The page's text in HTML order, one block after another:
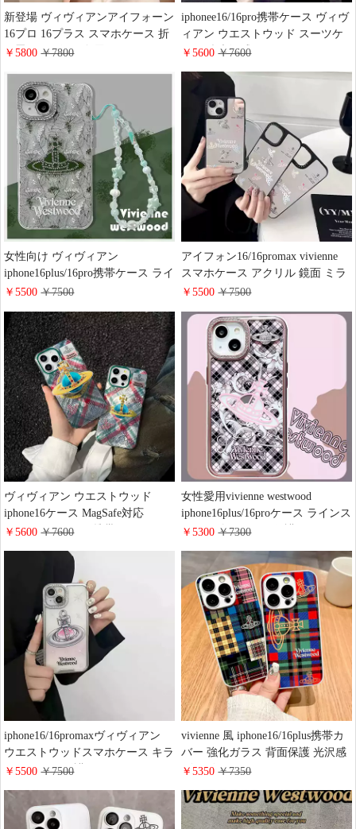
新登場 ヴィヴィアンアイフォーン
16プロ 16プラス スマホケース 折
り畳み レザー 4色展開 vivienne
トケース 3D立体 土星logo 可愛い
ブランド風 iphone14/13pro携帯カ
バー 大人 レデイース ファッショ
￥5800￥7800
iphonee16/16pro携帯ケース ヴィヴ
ィアン ウエストウッド スーツケ
ース型 光沢感
ス耐摩擦 軽量 薄型 全面保護 はて
ん vivienne iphone14/13ケース 芸能
人 大人 オシャレプレゼント
￥5600￥7600
女性向け ヴィヴィアン
iphone16plus/16pro携帯ケース ライ
ンストーン ハンドメイド vivienne
ホケース キラキラ レデイース 少
女 流行り ペンダント VIVIENNE
アイフォーン14/13/12ケース 落下
防止 耐衝撃
￥5500￥7500
アイフォン16/16promax vivienne
スマホケース アクリル 鏡面 ミラ
ー ヴィヴィアンiphone15plus/15pro
ランドiphone14pro/13ケース 土星
ロゴプリント 最新型
￥5500￥7500
ヴィヴィアン ウエストウッド
iphone16ケース MagSafe対応
iphone16pro/16plus携帯ケース スコ
ドロゴ iphone15promax/14ケース
マグネットスタンド 大人 かわい
￥5600￥7600
女性愛用vivienne westwood
iphone16plus/16proケース ラインス
トーン付き カメラ保護 キラキラ
15promax/15スマホケース 側面は
電気メッキ ブランドロゴ
iphone14/13 レデイース携帯ケース
衝撃吸収
￥5300￥7300
iphone16/16promaxヴィヴィアン
ウエストウッドスマホケース キラ
キラ カメラ保護 ラインストーン
携帯ケース 土星 ロゴ グラデーシ
ョン ブランドiphone14/13ケース
￥5500￥7500
vivienne 風 iphone16/16plus携帯カ
バー 強化ガラス 背面保護 光沢感
ヴィヴィアンアイフォン
フル チェック柄 男女兼用 カメラ
保護あり 高级ブランド
￥5350￥7350